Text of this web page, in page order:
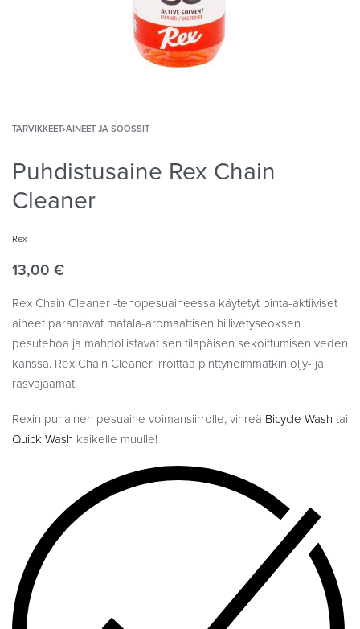
TARVIKKEET›AINEET JA SOOSSIT
Puhdistusaine Rex Chain
Cleaner
Rex
13,00 €
Rex Chain Cleaner -tehopesuaineessa käytetyt pinta-aktiiviset
aineet parantavat matala-aromaattisen hiilivetyseoksen
pesutehoa ja mahdollistavat sen tilapäisen sekoittumisen veden
kanssa. Rex Chain Cleaner irroittaa pinttyneimmätkin öljy- ja
rasvajäämät.
Rexin punainen pesuaine voimansiirrolle, vihreä Bicycle Wash tai
Quick Wash kaikelle muulle!